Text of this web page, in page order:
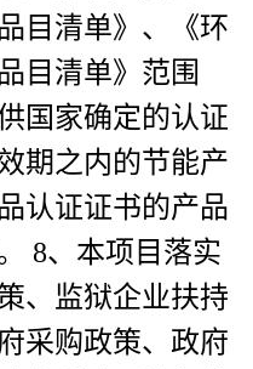
目清单》、《环
目清单》范围
国家确定的认证
期之内的节能产
认证证书的产品
8、本项目落实
、监狱企业扶持
采购政策、政府